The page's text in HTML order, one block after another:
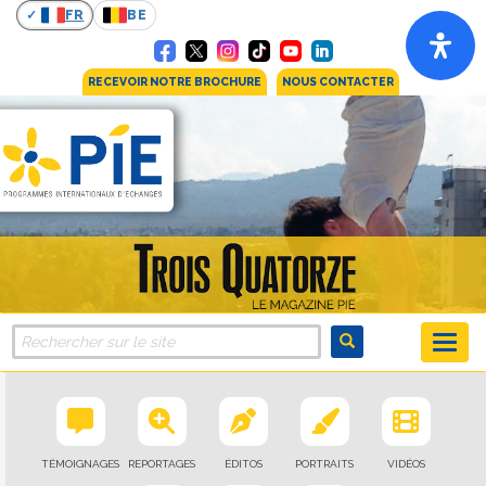
FR BE
RECEVOIR NOTRE BROCHURE NOUS CONTACTER
TÉMOIGNAGES REPORTAGES ÉDITOS PORTRAITS VIDÉOS